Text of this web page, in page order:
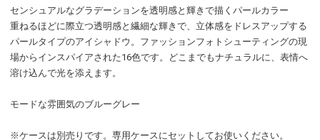
センシュアルなグラデーションを透明感と輝きで描くパールカラー
重ねるほどに際立つ透明感と繊細な輝きで、立体感をドレスアップする
パールタイプのアイシャドウ。ファッションフォトシューティングの現
場からインスパイアされた16色です。どこまでもナチュラルに、表情へ
溶け込んで光を添えます。
モードな雰囲気のブルーグレー
※ケースは別売りです。専用ケースにセットしてお使いください。